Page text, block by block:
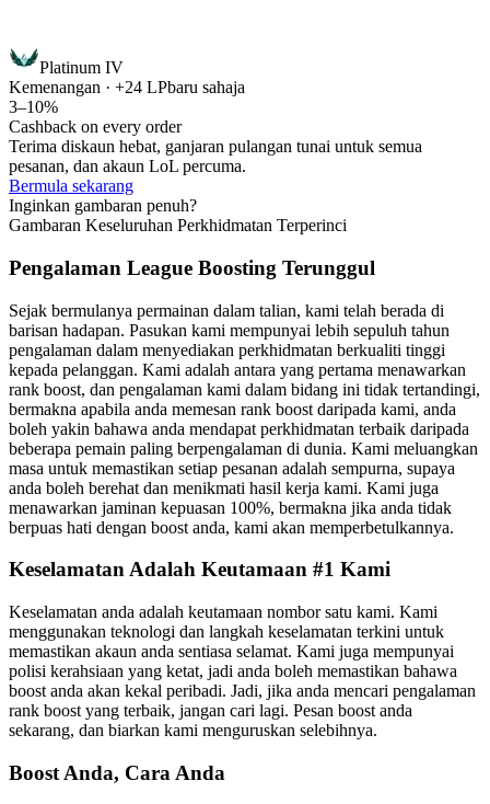
Platinum IV
Kemenangan · +24 LPbaru sahaja
3–10%
Cashback on every order
Terima diskaun hebat, ganjaran pulangan tunai untuk semua
pesanan, dan akaun LoL percuma.
Bermula sekarang
Inginkan gambaran penuh?
Gambaran Keseluruhan Perkhidmatan Terperinci
Pengalaman League Boosting Terunggul
Sejak bermulanya permainan dalam talian, kami telah berada di
barisan hadapan. Pasukan kami mempunyai lebih sepuluh tahun
pengalaman dalam menyediakan perkhidmatan berkualiti tinggi
kepada pelanggan. Kami adalah antara yang pertama menawarkan
rank boost, dan pengalaman kami dalam bidang ini tidak tertandingi,
bermakna apabila anda memesan rank boost daripada kami, anda
boleh yakin bahawa anda mendapat perkhidmatan terbaik daripada
beberapa pemain paling berpengalaman di dunia. Kami meluangkan
masa untuk memastikan setiap pesanan adalah sempurna, supaya
anda boleh berehat dan menikmati hasil kerja kami. Kami juga
menawarkan jaminan kepuasan 100%, bermakna jika anda tidak
berpuas hati dengan boost anda, kami akan memperbetulkannya.
Keselamatan Adalah Keutamaan #1 Kami
Keselamatan anda adalah keutamaan nombor satu kami. Kami
menggunakan teknologi dan langkah keselamatan terkini untuk
memastikan akaun anda sentiasa selamat. Kami juga mempunyai
polisi kerahsiaan yang ketat, jadi anda boleh memastikan bahawa
boost anda akan kekal peribadi. Jadi, jika anda mencari pengalaman
rank boost yang terbaik, jangan cari lagi. Pesan boost anda
sekarang, dan biarkan kami menguruskan selebihnya.
Boost Anda, Cara Anda